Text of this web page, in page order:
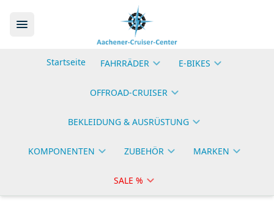
Startseite FAHRRÄDER E-BIKES
OFFROAD-CRUISER
BEKLEIDUNG & AUSRÜSTUNG
KOMPONENTEN ZUBEHÖR MARKEN
SALE %